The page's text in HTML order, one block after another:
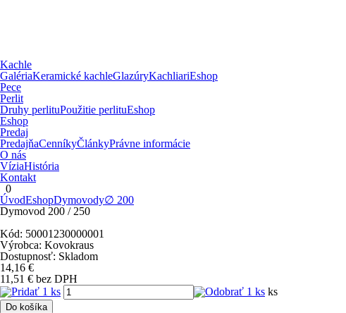
Kachle
GalériaKeramické kachleGlazúryKachliariEshop
Pece
Perlit
Druhy perlituPoužitie perlituEshop
Eshop
Predaj
PredajňaCenníkyČlánkyPrávne informácie
O nás
VíziaHistória
Kontakt
0
ÚvodEshopDymovody∅ 200
Dymovod 200 / 250
Kód: 50001230000001
Výrobca: Kovokraus
Dostupnosť: Skladom
14,16 €
11,51 € bez DPH
ks
Do košíka